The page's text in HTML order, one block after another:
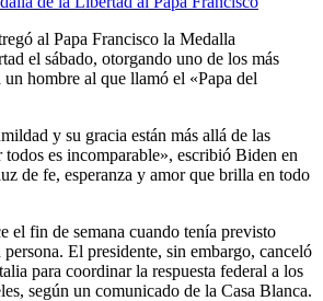
al Papa Francisco la Medalla
el sábado, otorgando uno de los más
un hombre al que llamó el «Papa del
y su gracia están más allá de las
todos es incomparable», escribió Biden en
de fe, esperanza y amor que brilla en todo
el fin de semana cuando tenía previsto
El presidente, sin embargo, canceló
para coordinar la respuesta federal a los
según un comunicado de la Casa Blanca.